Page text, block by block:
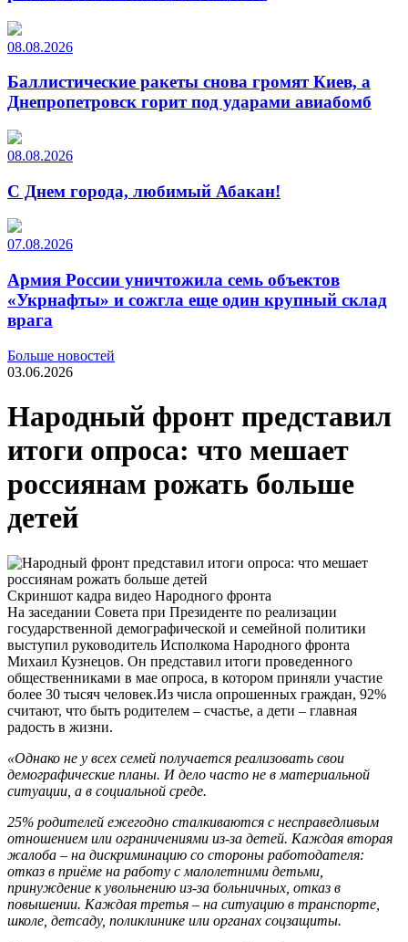
08.08.2026
Баллистические ракеты снова громят Киев, а
Днепропетровск горит под ударами авиабомб
08.08.2026
С Днем города, любимый Абакан!
07.08.2026
Армия России уничтожила семь объектов
«Укрнафты» и сожгла еще один крупный склад
врага
Больше новостей
03.06.2026
Народный фронт представил
итоги опроса: что мешает
россиянам рожать больше
детей
Скриншот кадра видео Народного фронта
На заседании Совета при Президенте по реализации
государственной демографической и семейной политики
выступил руководитель Исполкома Народного фронта
Михаил Кузнецов. Он представил итоги проведенного
общественниками в мае опроса, в котором приняли участие
более 30 тысяч человек.Из числа опрошенных граждан, 92%
считают, что быть родителем – счастье, а дети – главная
радость в жизни.
«Однако не у всех семей получается реализовать свои
демографические планы. И дело часто не в материальной
ситуации, а в социальной среде.
25% родителей ежегодно сталкиваются с несправедливым
отношением или ограничениями из-за детей. Каждая вторая
жалоба – на дискриминацию со стороны работодателя:
отказ в приёме на работу с малолетними детьми,
принуждение к увольнению из-за больничных, отказ в
повышении. Каждая третья – на ситуацию в транспорте,
школе, детсаду, поликлинике или органах соцзащиты.